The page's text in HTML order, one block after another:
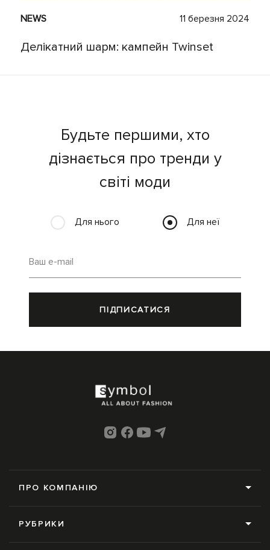
NEWS 11 березня 2024
Делікатний шарм: кампейн Twinset
Будьте першими, хто
дізнається про тренди у
світі моди
Для нього Для неї
Ваш e-mail
ПІДПИСАТИСЯ
ПРО КОМПАНІЮ
РУБРИКИ